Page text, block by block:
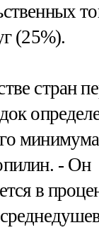
(25%).
стран
- Он
в